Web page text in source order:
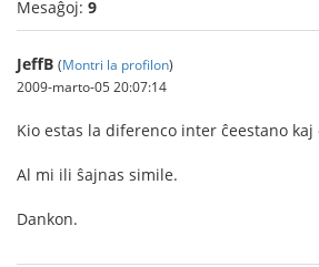
Mesaĝoj: 9
JeffB (Montri la profilon)
2009-marto-05 20:07:14
Kio estas la diferenco inter ĉeestano kaj
Al mi ili ŝajnas simile.
Dankon.